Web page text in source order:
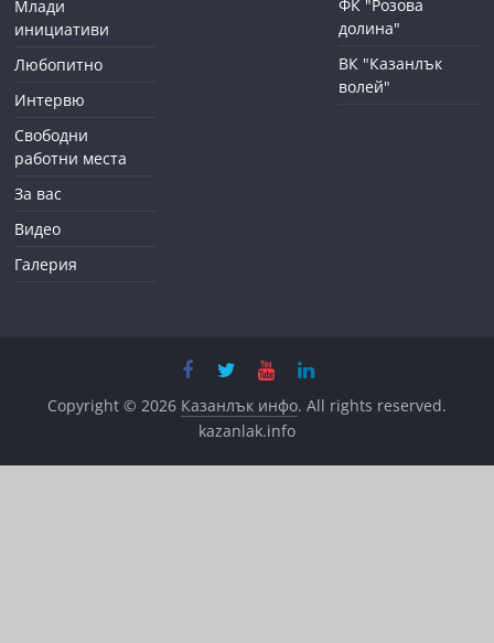
Млади
инициативи
Любопитно
Интервю
Свободни
работни места
За вас
Видео
Галерия
ФК "Розова
долина"
ВК "Казанлък
волей"
Copyright © 2026 Казанлък инфо. All rights reserved.
kazanlak.info